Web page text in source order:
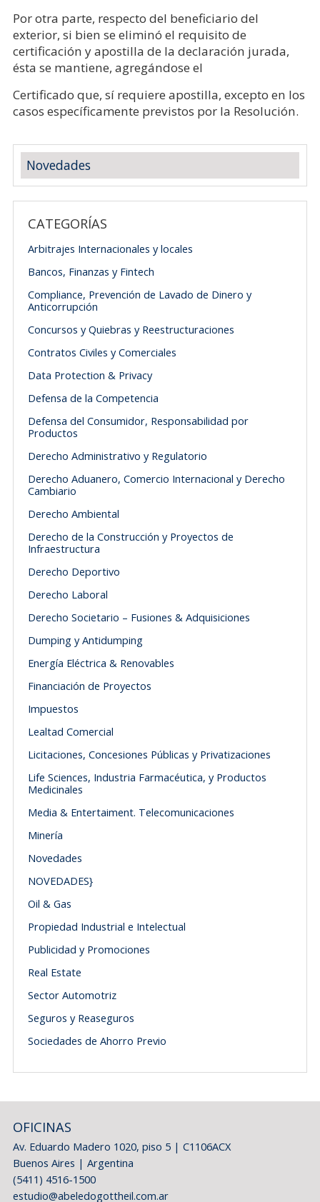
Por otra parte, respecto del beneficiario del
exterior, si bien se eliminó el requisito de
certificación y apostilla de la declaración jurada,
ésta se mantiene, agregándose el
Certificado que, sí requiere apostilla, excepto en los
casos específicamente previstos por la Resolución.
Novedades
CATEGORÍAS
Arbitrajes Internacionales y locales
Bancos, Finanzas y Fintech
Compliance, Prevención de Lavado de Dinero y
Anticorrupción
Concursos y Quiebras y Reestructuraciones
Contratos Civiles y Comerciales
Data Protection & Privacy
Defensa de la Competencia
Defensa del Consumidor, Responsabilidad por
Productos
Derecho Administrativo y Regulatorio
Derecho Aduanero, Comercio Internacional y Derecho
Cambiario
Derecho Ambiental
Derecho de la Construcción y Proyectos de
Infraestructura
Derecho Deportivo
Derecho Laboral
Derecho Societario – Fusiones & Adquisiciones
Dumping y Antidumping
Energía Eléctrica & Renovables
Financiación de Proyectos
Impuestos
Lealtad Comercial
Licitaciones, Concesiones Públicas y Privatizaciones
Life Sciences, Industria Farmacéutica, y Productos
Medicinales
Media & Entertaiment. Telecomunicaciones
Minería
Novedades
NOVEDADES}
Oil & Gas
Propiedad Industrial e Intelectual
Publicidad y Promociones
Real Estate
Sector Automotriz
Seguros y Reaseguros
Sociedades de Ahorro Previo
OFICINAS
Av. Eduardo Madero 1020, piso 5 | C1106ACX
Buenos Aires | Argentina
(5411) 4516-1500
estudio@abeledogottheil.com.ar